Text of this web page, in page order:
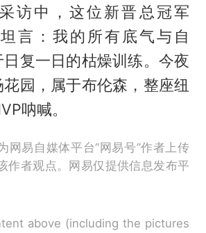
访中，这位新晋总冠军
言：我的所有底气与自
复一日的枯燥训练。今夜
园，属于布伦森，整座纽
呐喊。
网易自媒体平台“网易号”作者上传
作者观点。网易仅提供信息发布平
above (including the pictures